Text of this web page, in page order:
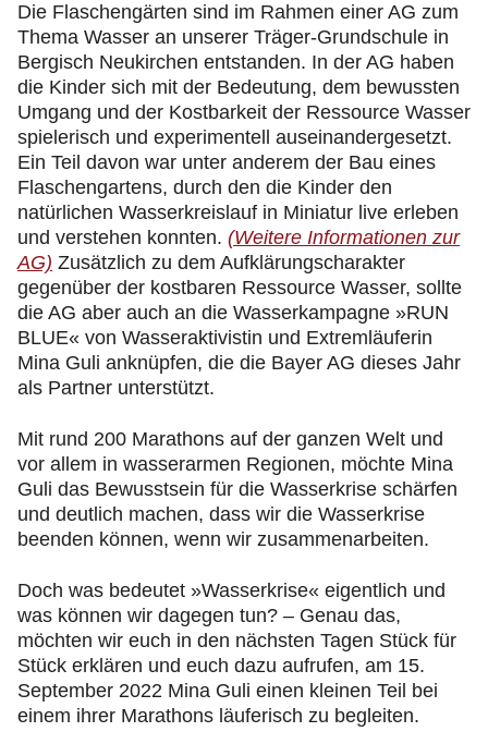
Die Flaschengärten sind im Rahmen einer AG zum
Thema Wasser an unserer Träger-Grundschule in
Bergisch Neukirchen entstanden. In der AG haben
die Kinder sich mit der Bedeutung, dem bewussten
Umgang und der Kostbarkeit der Ressource Wasser
spielerisch und experimentell auseinandergesetzt.
Ein Teil davon war unter anderem der Bau eines
Flaschengartens, durch den die Kinder den
natürlichen Wasserkreislauf in Miniatur live erleben
und verstehen konnten. (Weitere Informationen zur
AG) Zusätzlich zu dem Aufklärungscharakter
gegenüber der kostbaren Ressource Wasser, sollte
die AG aber auch an die Wasserkampagne »RUN
BLUE« von Wasseraktivistin und Extremläuferin
Mina Guli anknüpfen, die die Bayer AG dieses Jahr
als Partner unterstützt.
Mit rund 200 Marathons auf der ganzen Welt und
vor allem in wasserarmen Regionen, möchte Mina
Guli das Bewusstsein für die Wasserkrise schärfen
und deutlich machen, dass wir die Wasserkrise
beenden können, wenn wir zusammenarbeiten.
Doch was bedeutet »Wasserkrise« eigentlich und
was können wir dagegen tun? – Genau das,
möchten wir euch in den nächsten Tagen Stück für
Stück erklären und euch dazu aufrufen, am 15.
September 2022 Mina Guli einen kleinen Teil bei
einem ihrer Marathons läuferisch zu begleiten.